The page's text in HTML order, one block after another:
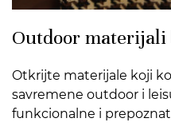
Outdoor
Otkrijte materijale koji
savremene outdoor i
funkcionalne i